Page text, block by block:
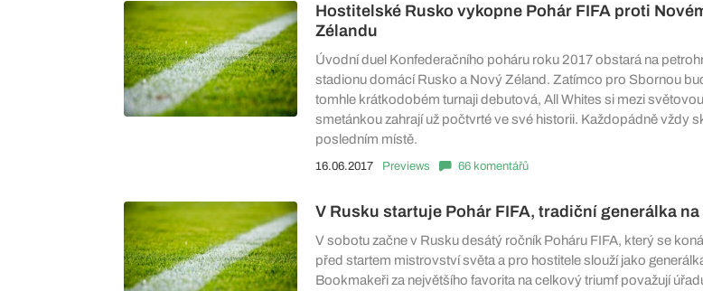
Hostitelské Rusko vykopne Pohár FIFA proti
Zélandu
Úvodní duel Konfederačního poháru roku 2017 obstará na
stadionu domácí Rusko a Nový Zéland. Zatímco pro Sbornou
tomhle krátkodobém turnaji debutová, All Whites si mezi
smetánkou zahrají už počtvrté ve své historii. Každopádně vždy
posledním místě.
16.06.2017 Previews 66 komentářů
V Rusku startuje Pohár FIFA, tradiční generálka na
V sobotu začne v Rusku desátý ročník Poháru FIFA, který se
před startem mistrovství světa a pro hostitele slouží jako
Bookmakeři za největšího favorita na celkový triumf považují